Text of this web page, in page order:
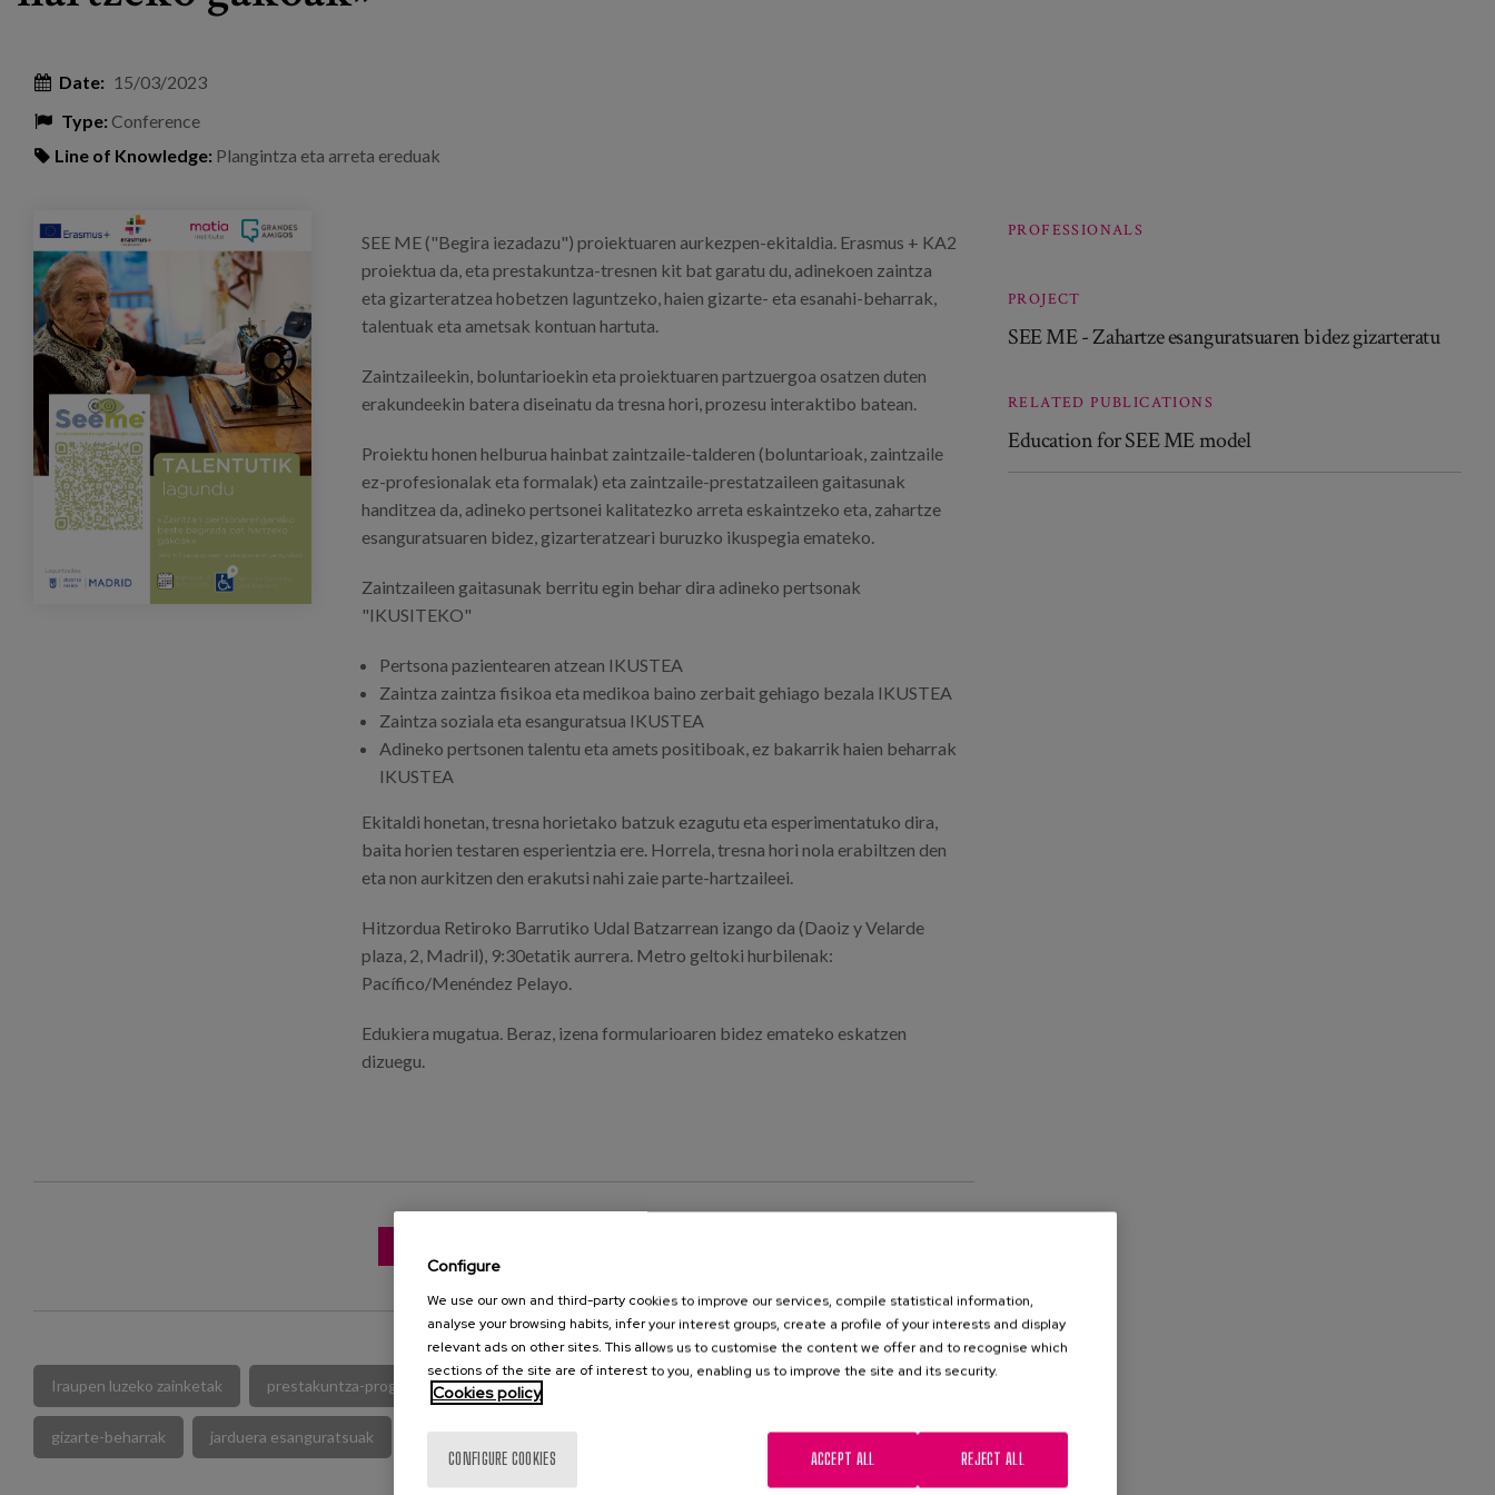
Date: 15/03/2023
Type:Conference
Line of Knowledge: Plangintza eta arreta ereduak
publicaciones_eventos_portadas.pngSEE ME ("Begira iezadazu") proiektuaren aurkezpen-ekitaldia. Erasmus + KA2
proiektua da, eta prestakuntza-tresnen kit bat garatu du, adinekoen zaintza
eta gizarteratzea hobetzen laguntzeko, haien gizarte- eta esanahi-beharrak,
talentuak eta ametsak kontuan hartuta.
Zaintzaileekin, boluntarioekin eta proiektuaren partzuergoa osatzen duten
erakundeekin batera diseinatu da tresna hori, prozesu interaktibo batean.
Proiektu honen helburua hainbat zaintzaile-talderen (boluntarioak, zaintzaile
ez-profesionalak eta formalak) eta zaintzaile-prestatzaileen gaitasunak
handitzea da, adineko pertsonei kalitatezko arreta eskaintzeko eta, zahartze
esanguratsuaren bidez, gizarteratzeari buruzko ikuspegia emateko.
Zaintzaileen gaitasunak berritu egin behar dira adineko pertsonak
"IKUSITEKO"
Pertsona pazientearen atzean IKUSTEA
Zaintza zaintza fisikoa eta medikoa baino zerbait gehiago bezala IKUSTEA
Zaintza soziala eta esanguratsua IKUSTEA
Adineko pertsonen talentu eta amets positiboak, ez bakarrik haien beharrak
IKUSTEA
Ekitaldi honetan, tresna horietako batzuk ezagutu eta esperimentatuko dira,
baita horien testaren esperientzia ere. Horrela, tresna hori nola erabiltzen den
eta non aurkitzen den erakutsi nahi zaie parte-hartzaileei.
Hitzordua Retiroko Barrutiko Udal Batzarrean izango da (Daoiz y Velarde
plaza, 2, Madril), 9:30etatik aurrera. Metro geltoki hurbilenak:
Pacífico/Menéndez Pelayo.
Edukiera mugatua. Beraz, izena formularioaren bidez emateko eskatzen
dizuegu.
Iraupen luzeko zainketak prestakuntza-programak Zaintzaileak
gizarte-beharrak jarduera esanguratsuak zentzuz bizitzea gizarteratzea
PROFESSIONALS
PROJECT
SEE ME - Zahartze esanguratsuaren bidez gizarteratu
RELATED PUBLICATIONS
Education for SEE ME model
Configure
We use our own and third-party cookies to improve our services, compile statistical information,
analyse your browsing habits, infer your interest groups, create a profile of your interests and display
relevant ads on other sites. This allows us to customise the content we offer and to recognise which
sections of the site are of interest to you, enabling us to improve the site and its security.
Cookies policy
CONFIGURE COOKIES REJECT ALL
ACCEPT ALL